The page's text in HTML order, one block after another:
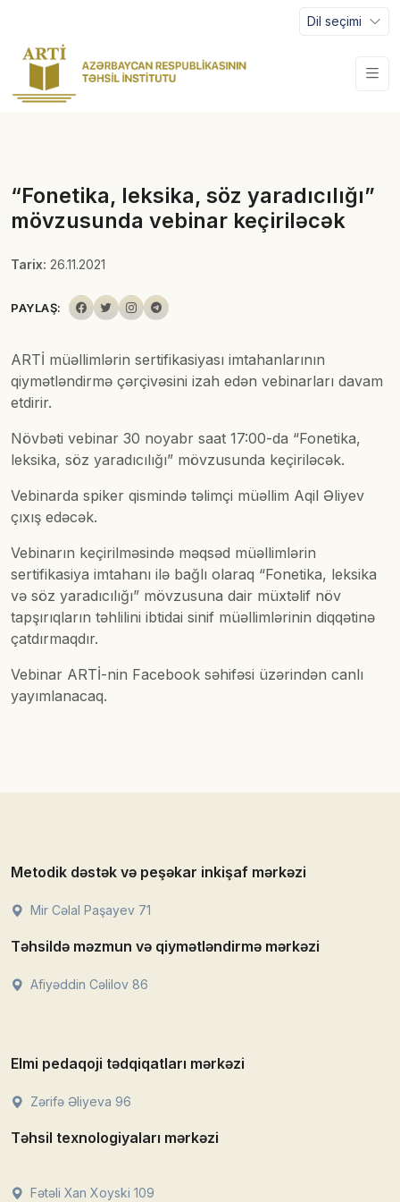
Dil seçimi
“Fonetika, leksika, söz yaradıcılığı”
mövzusunda vebinar keçiriləcək
Tarix: 26.11.2021
PAYLAŞ:
ARTİ müəllimlərin sertifikasiyası imtahanlarının
qiymətləndirmə çərçivəsini izah edən vebinarları davam
etdirir.
Növbəti vebinar 30 noyabr saat 17:00-da “Fonetika,
leksika, söz yaradıcılığı” mövzusunda keçiriləcək.
Vebinarda spiker qismində təlimçi müəllim Aqil Əliyev
çıxış edəcək.
Vebinarın keçirilməsində məqsəd müəllimlərin
sertifikasiya imtahanı ilə bağlı olaraq “Fonetika, leksika
və söz yaradıcılığı” mövzusuna dair müxtəlif növ
tapşırıqların təhlilini ibtidai sinif müəllimlərinin diqqətinə
çatdırmaqdır.
Vebinar ARTİ-nin Facebook səhifəsi üzərindən canlı
yayımlanacaq.
Metodik dəstək və peşəkar inkişaf mərkəzi
Mir Cəlal Paşayev 71
Təhsildə məzmun və qiymətləndirmə mərkəzi
Afiyəddin Cəlilov 86
Elmi pedaqoji tədqiqatları mərkəzi
Zərifə Əliyeva 96
Təhsil texnologiyaları mərkəzi
Fətəli Xan Xoyski 109